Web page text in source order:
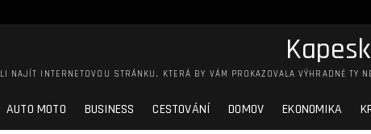
NAJÍT INTERNETOVOU STRÁNKU, KTERÁ BY VÁM PROKAZOVALA VÝHRADNĚ
AUTO MOTO BUSINESS CESTOVÁNÍ DOMOV EKONOMIKA